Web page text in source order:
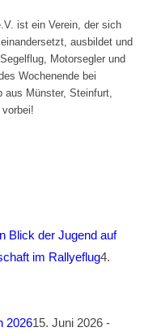
ist ein Verein, der sich
ausbildet und
Motorsegler und
Wochenende bei
aus Münster, Steinfurt,
Blick der Jugend auf
im Rallyeflug4.
202615. Juni 2026 -